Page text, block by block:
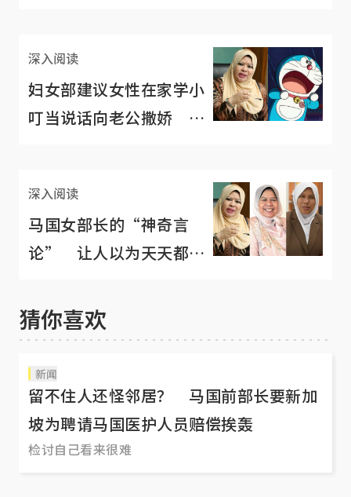
深入阅读
妇女部建议女性在家学小
叮当说话向老公撒娇 马
深入阅读
马国女部长的“神奇言
论” 让人以为天天都在
猜你喜欢
新闻
留不住人还怪邻居？ 马国前部长要新加
坡为聘请马国医护人员赔偿挨轰
检讨自己看来很难